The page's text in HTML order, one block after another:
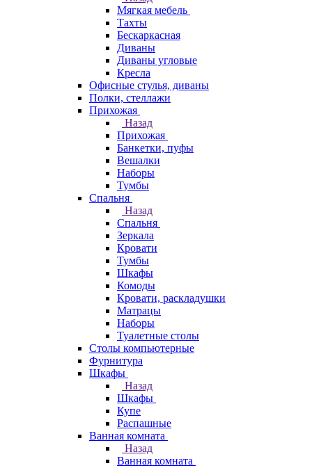
Мягкая мебель
Тахты
Бескаркасная
Диваны
Диваны угловые
Кресла
Офисные стулья, диваны
Полки, стеллажи
Прихожая
Назад
Прихожая
Банкетки, пуфы
Вешалки
Наборы
Тумбы
Спальня
Назад
Спальня
Зеркала
Кровати
Тумбы
Шкафы
Комоды
Кровати, раскладушки
Матрацы
Наборы
Туалетные столы
Столы компьютерные
Фурнитура
Шкафы
Назад
Шкафы
Купе
Распашные
Ванная комната
Назад
Ванная комната